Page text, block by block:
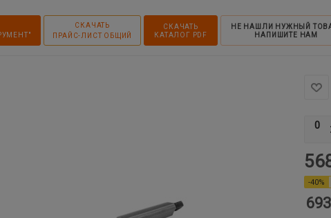
СКАЧАТЬ
ПРАЙС-ЛИСТ ОБЩИЙ
СКАЧАТЬ
КАТАЛОГ PDF
НЕ НАШЛИ НУЖНЫЙ
НАПИШИТЕ НАМ
0
-40%